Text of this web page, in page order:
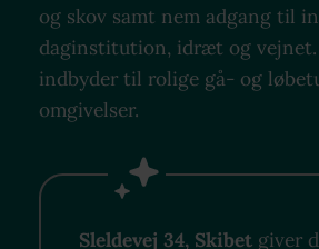
og skov samt nem adgang til
daginstitution, idræt og vejnet.
indbyder til rolige gå- og
omgivelser.
Sleldevej 34, Skibet giver